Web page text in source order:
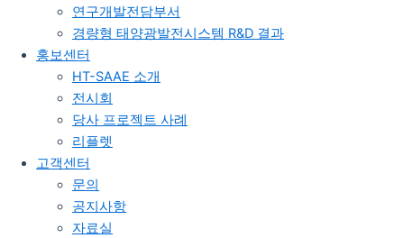
연구개발전담부서
경량형 태양광발전시스템 R&D 결과
홍보센터
HT-SAAE 소개
전시회
당사 프로젝트 사례
리플렛
고객센터
문의
공지사항
자료실